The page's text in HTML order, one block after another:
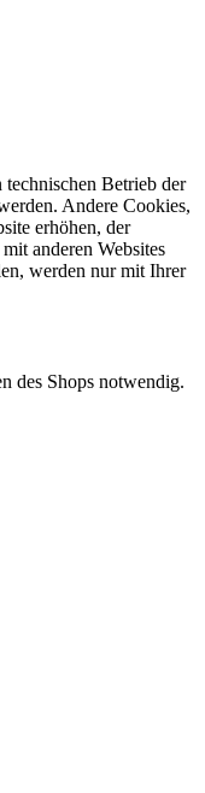
Betrieb der
Andere Cookies,
erhöhen, der
anderen Websites
werden nur mit Ihrer
des Shops notwendig.